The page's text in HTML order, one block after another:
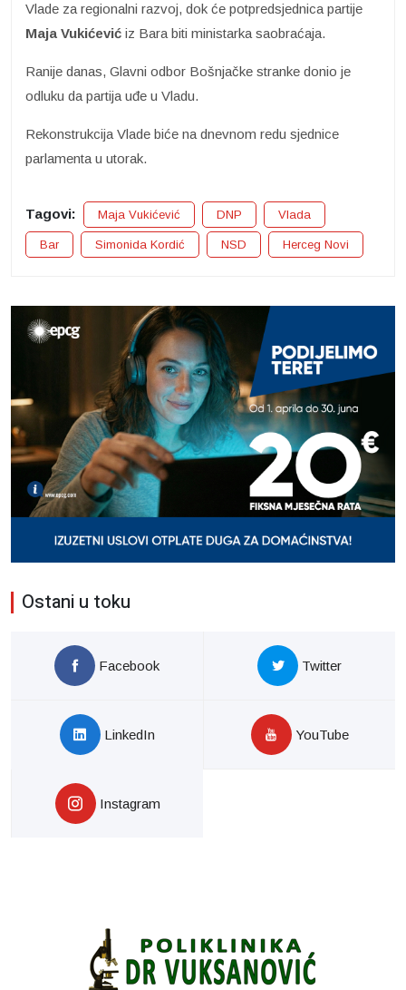
Vlade za regionalni razvoj, dok će potpredsjednica partije
Maja Vukićević iz Bara biti ministarka saobraćaja.
Ranije danas, Glavni odbor Bošnjačke stranke donio je
odluku da partija uđe u Vladu.
Rekonstrukcija Vlade biće na dnevnom redu sjednice
parlamenta u utorak.
Tagovi: Maja Vukićević DNP Vlada
Bar Simonida Kordić NSD Herceg Novi
Ostani u toku
Facebook Twitter
LinkedIn YouTube
Instagram